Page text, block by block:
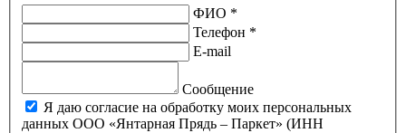
ФИО *
Телефон *
E-mail
Сообщение
Я даю согласие на обработку моих персональных
данных ООО «Янтарная Прядь – Паркет» (ИНН